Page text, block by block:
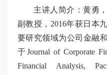
主讲人简介： 黄勇
副教授，2016年获日本
要研究领域为公司金融
于Journal of Corporate
Financial Analysis,